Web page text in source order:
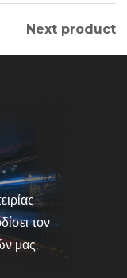
Next product
τον
μας.